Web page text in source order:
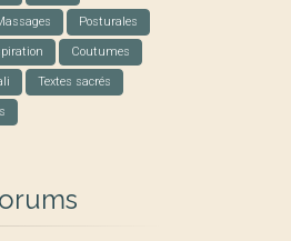
Posturales
Coutumes
Textes sacrés